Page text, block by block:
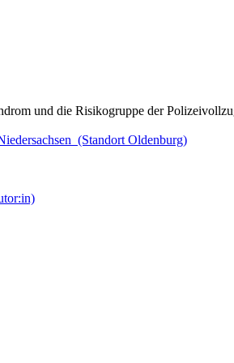
und die Risikogruppe der
(Standort Oldenburg)